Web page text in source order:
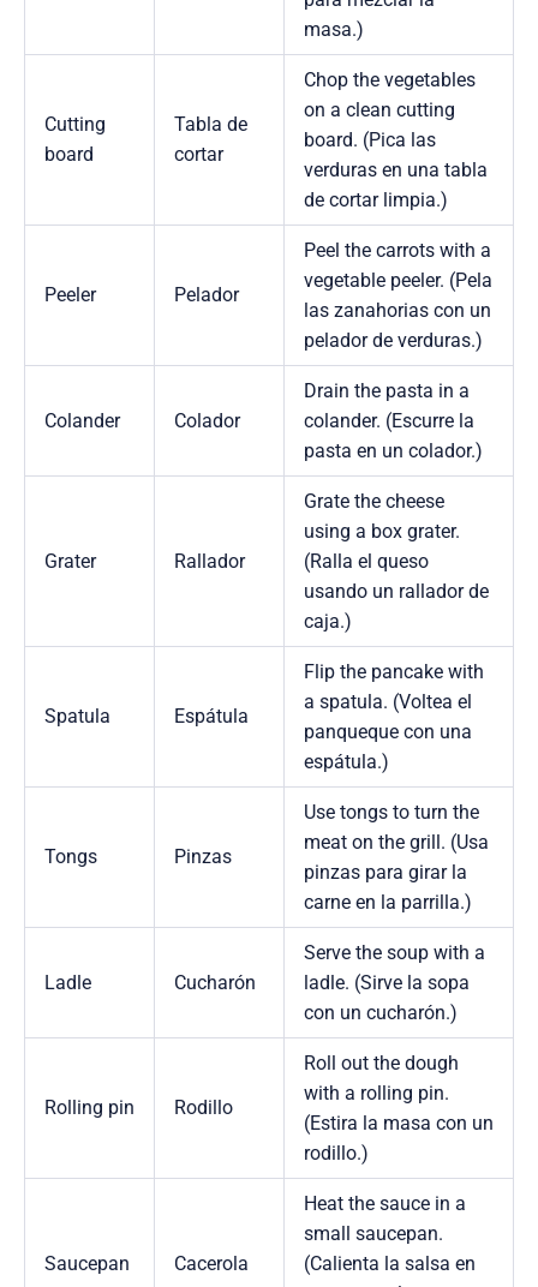
masa.)
Cutting
board
Tabla de
cortar
Chop the vegetables
on a clean cutting
board. (Pica las
verduras en una tabla
de cortar limpia.)
Peeler Pelador
Peel the carrots with a
vegetable peeler. (Pela
las zanahorias con un
pelador de verduras.)
Colander Colador
Drain the pasta in a
colander. (Escurre la
pasta en un colador.)
Grater Rallador
Grate the cheese
using a box grater.
(Ralla el queso
usando un rallador de
caja.)
Spatula Espátula
Flip the pancake with
a spatula. (Voltea el
panqueque con una
espátula.)
Tongs Pinzas
Use tongs to turn the
meat on the grill. (Usa
pinzas para girar la
carne en la parrilla.)
Ladle Cucharón
Serve the soup with a
ladle. (Sirve la sopa
con un cucharón.)
Rolling pin Rodillo
Roll out the dough
with a rolling pin.
(Estira la masa con un
rodillo.)
Saucepan Cacerola
Heat the sauce in a
small saucepan.
(Calienta la salsa en